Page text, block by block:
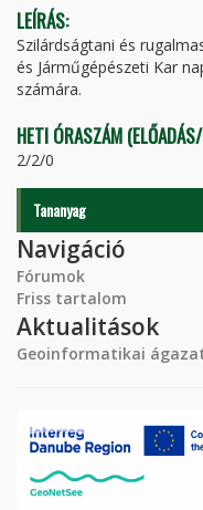
LEÍRÁS:
Szilárdságtani és
és Járműgépészeti Kar
számára.
HETI ÓRASZÁM
2/2/0
Tananyag
Navigáció
Fórumok
Friss tartalom
Aktualitások
Geoinformatikai